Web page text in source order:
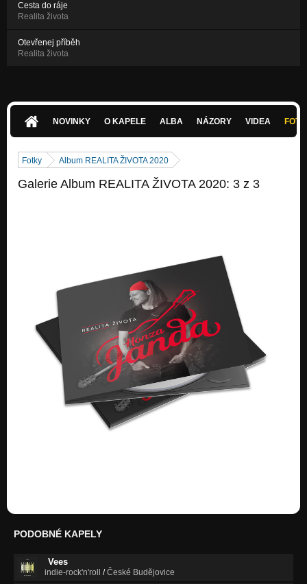
Cesta do ráje
Realita života
Otevřenej příběh
Realita života
NOVINKY O KAPELE ALBA NÁZORY VIDEA
Fotky Album REALITA ŽIVOTA 2020
Galerie Album REALITA ŽIVOTA 2020: 3 z 3
PODOBNÉ KAPELY
Vees
indie-rock'n'roll /České Budějovice